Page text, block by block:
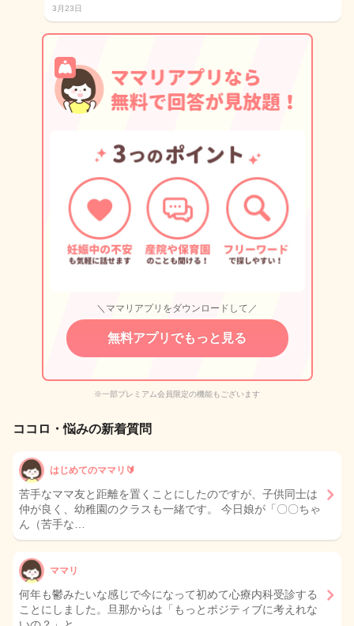
3月23日
＼ママリアプリをダウンロードして／
無料アプリでもっと見る
※一部プレミアム会員限定の機能もございます
ココロ・悩みの新着質問
はじめてのママリ🔰
苦手なママ友と距離を置くことにしたのですが、子供同士は
仲が良く、幼稚園のクラスも一緒です。 今日娘が「〇〇ちゃ
ん（苦手な…
ママリ
何年も鬱みたいな感じで今になって初めて心療内科受診する
ことにしました。旦那からは「もっとポジティブに考えれな